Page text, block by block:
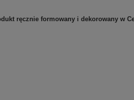
ręcznie formowany i dekorowany w